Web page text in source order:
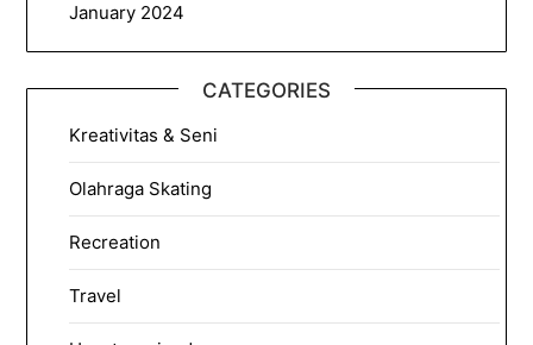
January 2024
CATEGORIES
Kreativitas & Seni
Olahraga Skating
Recreation
Travel